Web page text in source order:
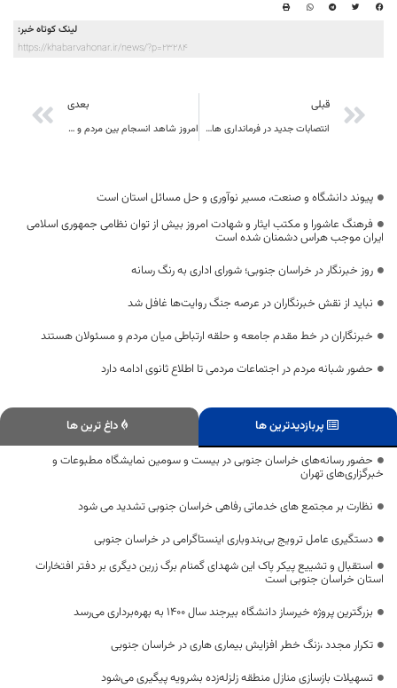
لینک کوتاه خبر:
https://khabarvahonar.ir/news/?p=23284
قبلی
انتصابات جدید در فرمانداری های شهرستان هاي تابعه استان انجام شد.
بعدی
امروز شاهد انسجام بین مردم و مسئولان هستیم
پیوند دانشگاه و صنعت، مسیر نوآوری و حل مسائل استان است
فرهنگ عاشورا و مکتب ایثار و شهادت امروز بیش از توان نظامی جمهوری اسلامی
ایران موجب هراس دشمنان شده است
روز خبرنگار در خراسان جنوبی؛ شورای اداری به رنگ رسانه
نباید از نقش خبرنگاران در عرصه جنگ روایت‌ها غافل شد
خبرنگاران در خط مقدم جامعه و حلقه ارتباطی میان مردم و مسئولان هستند
حضور شبانه مردم در اجتماعات مردمی تا اطلاع ثانوی ادامه دارد
پربازدیدترین ها
داغ ترین ها
حضور رسانه‌های خراسان جنوبی در بیست‌ و سومین نمایشگاه مطبوعات و
خبرگزاری‌های تهران
نظارت بر مجتمع های خدماتی رفاهی خراسان جنوبی تشدید می شود
دستگیری عامل ترویج بی‌بندوباری اینستاگرامی در خراسان جنوبی
استقبال و تشییع پیکر پاک این شهدای گمنام برگ زرین دیگری بر دفتر افتخارات
استان خراسان جنوبی است
بزرگترین پروژه خیرساز دانشگاه بیرجند سال ۱۴۰۰ به بهره‌برداری می‌رسد
تکرار مجدد ،زنگ خطر افزایش بیماری هاری در خراسان جنوبی
تسهیلات بازسازی منازل منطقه زلزله‌زده بشرویه پیگیری می‌شود